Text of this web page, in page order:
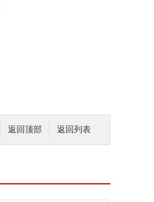
返回列表
返回顶部